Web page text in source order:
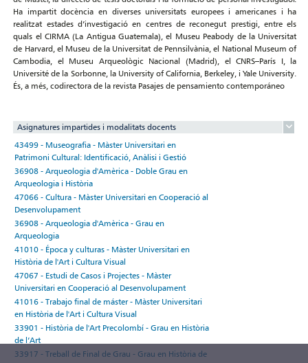
Ha impartit docència en diverses universitats europees i americanes i ha
realitzat estades d’investigació en centres de reconegut prestigi, entre els
quals el CIRMA (La Antigua Guatemala), el Museu Peabody de la Universitat
de Harvard, el Museu de la Universitat de Pennsilvània, el National Museum of
Cambodia, el Museu Arqueològic Nacional (Madrid), el CNRS–París I, la
Université de la Sorbonne, la University of California, Berkeley, i Yale University.
És, a més, codirectora de la revista Pasajes de pensamiento contemporáneo
Asignatures impartides i modalitats docents
43499 - Museografia - Màster Universitari en
Patrimoni Cultural: Identificació, Anàlisi i Gestió
36908 - Arqueologia d'Amèrica - Doble Grau en
Arqueologia i Història
47066 - Cultura - Màster Universitari en Cooperació al
Desenvolupament
36908 - Arqueologia d'Amèrica - Grau en
Arqueologia
41010 - Época y culturas - Màster Universitari en
Història de l'Art i Cultura Visual
47067 - Estudi de Casos i Projectes - Màster
Universitari en Cooperació al Desenvolupament
41016 - Trabajo final de máster - Màster Universitari
en Història de l'Art i Cultura Visual
33901 - Història de l'Art Precolombí - Grau en Història
de l’Art
33917 - Treball de Final de Grau - Grau en Història de